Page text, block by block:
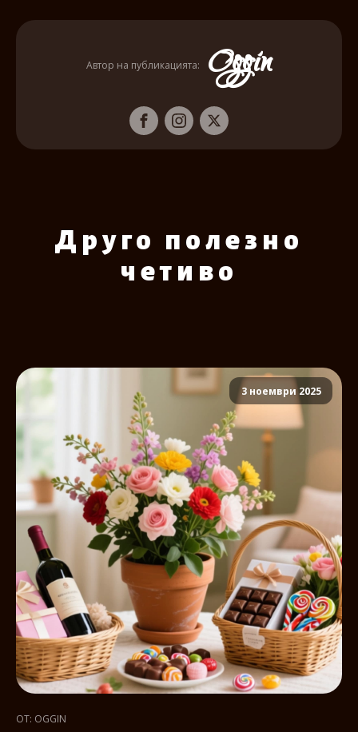
Автор на публикацията: Oggin
Друго полезно
четиво
3 ноември 2025
ОТ: OGGIN